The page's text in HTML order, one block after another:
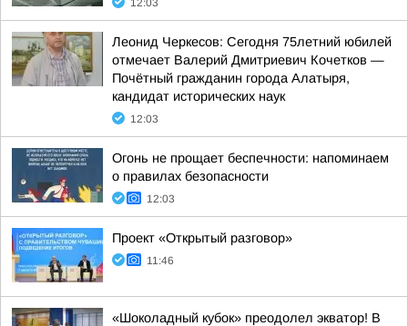
12:03
Леонид Черкесов: Сегодня 75летний юбилей
отмечает Валерий Дмитриевич Кочетков —
Почётный гражданин города Алатыря,
кандидат исторических наук
12:03
Огонь не прощает беспечности: напоминаем
о правилах безопасности
12:03
Проект «Открытый разговор»
11:46
«Шоколадный кубок» преодолел экватор! В